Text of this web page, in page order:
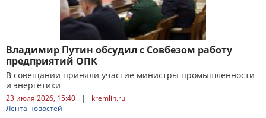
Владимир Путин обсудил с Совбезом работу
предприятий ОПК
В совещании приняли участие министры промышленности
и энергетики
23 июля 2026, 15:40 |
kremlin.ru
Лента новостей